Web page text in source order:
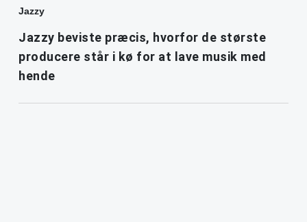
Jazzy
Jazzy beviste præcis, hvorfor de største
producere står i kø for at lave musik med
hende